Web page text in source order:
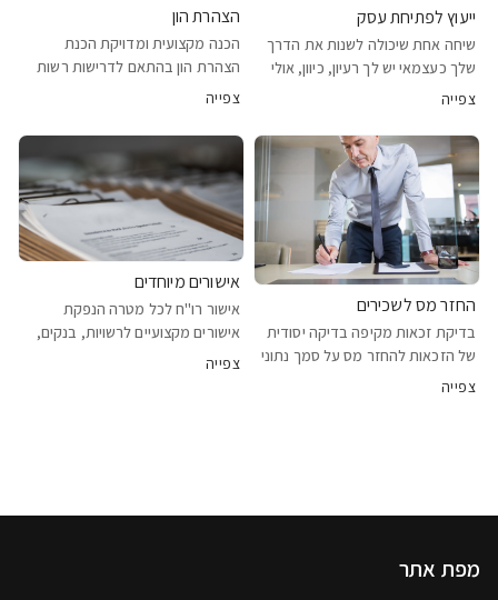
ייעוץ לפתיחת עסק
שיחה אחת שיכולה לשנות את הדרך
שלך כעצמאי יש לך רעיון, כיוון, אולי
אפילו לקוחות ראשונים – אבל לא
שלי נועד לעשות לך סדר. בשיחה של
שעה תקבל/י תמונה מלאה: מה
ההבדלים בין עו
צפייה
הצהרת הון
הכנה מקצועית ומדויקת הכנת
הצהרת הון בהתאם לדרישות רשות
המסים, תוך הקפדה על כל פרט קטן
בין הצהרות כאשר מדובר בהצהרת
הון שנייה ואילך, נערכת השוואה
יסודית בין ההצהרות לבחי
צפייה
החזר מס לשכירים
בדיקת זכאות מקיפה בדיקה יסודית
של הזכאות להחזר מס על סמך נתוני
השכר, נקודות הזיכוי והוצאות מוכרות
צפייה
אישורים מיוחדים
אישור רו"ח לכל מטרה הנפקת
אישורים מקצועיים לרשויות, בנקים,
משכנתאות, מכרזים וגופים נוספים –
צפייה
מפת אתר